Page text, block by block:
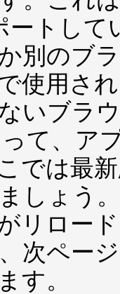
ートし
別のブ
使用さ
いブラ
て、ア
では最
しょう
リロー
次ペー
す。